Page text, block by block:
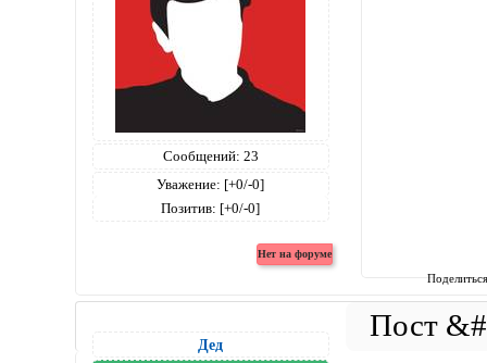
Сообщений: 23
Уважение: [+0/-0]
Позитив: [+0/-0]
Дед